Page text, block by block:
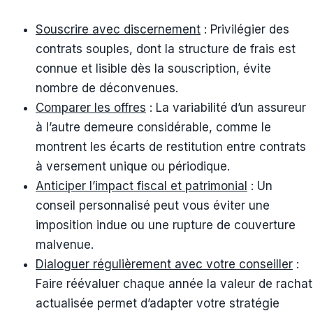
Souscrire avec discernement : Privilégier des
contrats souples, dont la structure de frais est
connue et lisible dès la souscription, évite
nombre de déconvenues.
Comparer les offres : La variabilité d’un assureur
à l’autre demeure considérable, comme le
montrent les écarts de restitution entre contrats
à versement unique ou périodique.
Anticiper l’impact fiscal et patrimonial : Un
conseil personnalisé peut vous éviter une
imposition indue ou une rupture de couverture
malvenue.
Dialoguer régulièrement avec votre conseiller :
Faire réévaluer chaque année la valeur de rachat
actualisée permet d’adapter votre stratégie